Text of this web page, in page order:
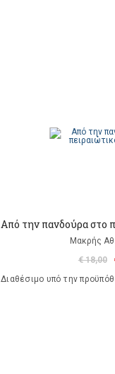
Από την πανδούρα στο
Μακρής
€ 18,00
Διαθέσιμο υπό την